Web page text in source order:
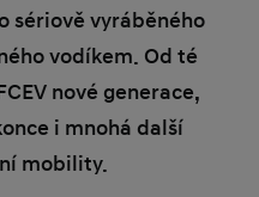
sériově vyráběného
vodíkem. Od té
nové generace,
i mnohá další
mobility.